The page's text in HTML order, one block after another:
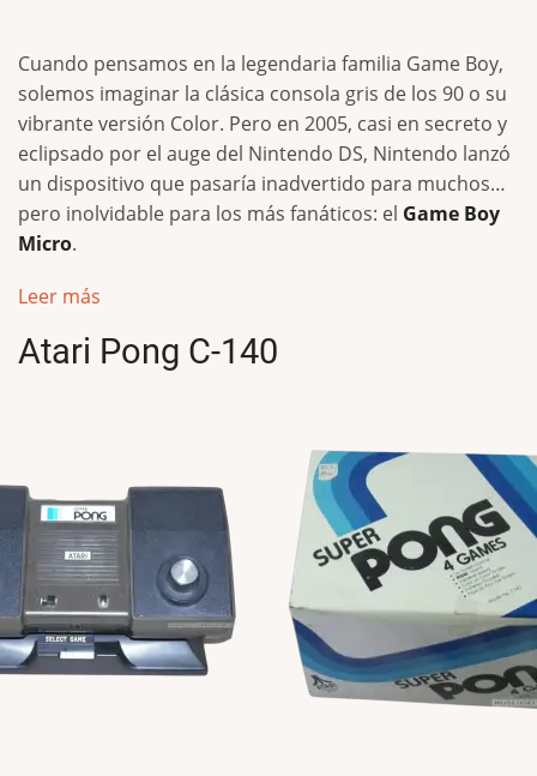
Cuando pensamos en la legendaria familia Game Boy,
solemos imaginar la clásica consola gris de los 90 o su
vibrante versión Color. Pero en 2005, casi en secreto y
eclipsado por el auge del Nintendo DS, Nintendo lanzó
un dispositivo que pasaría inadvertido para muchos…
pero inolvidable para los más fanáticos: el Game Boy
Micro.
Leer más
Atari Pong C-140